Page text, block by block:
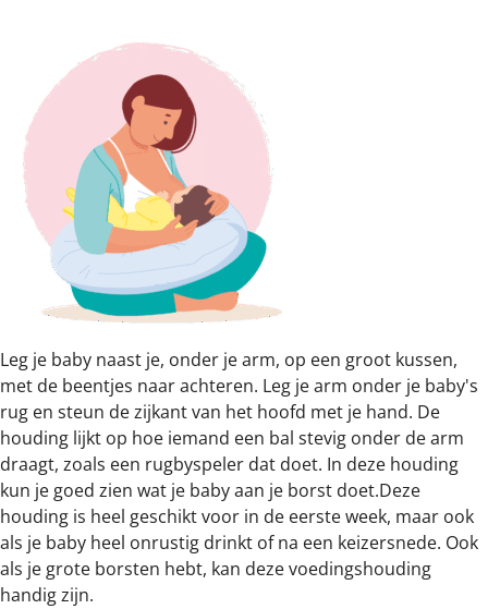
Leg je baby naast je, onder je arm, op een groot kussen,
met de beentjes naar achteren. Leg je arm onder je baby's
rug en steun de zijkant van het hoofd met je hand. De
houding lijkt op hoe iemand een bal stevig onder de arm
draagt, zoals een rugbyspeler dat doet. In deze houding
kun je goed zien wat je baby aan je borst doet.Deze
houding is heel geschikt voor in de eerste week, maar ook
als je baby heel onrustig drinkt of na een keizersnede. Ook
als je grote borsten hebt, kan deze voedingshouding
handig zijn.